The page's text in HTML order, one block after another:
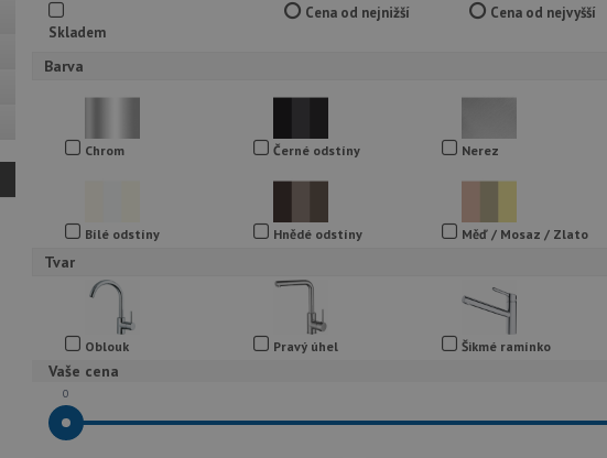
Skladem
Cena od nejnižší Cena od nejvyšší
Barva
Chrom Černé odstíny Nerez
Bílé odstíny Hnědé odstíny Měď / Mosaz / Zlato
Tvar
Oblouk Pravý úhel Šikmé ramínko
Vaše cena
0